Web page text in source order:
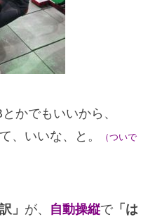
かでもいいから、
、いいな、と。 （ついで
」 が、 自動操縦で「は